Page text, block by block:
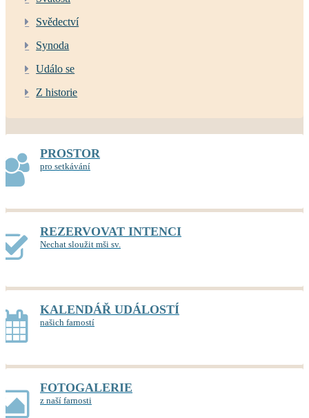
Svědectví
Synoda
Událo se
Z historie
PROSTOR
pro setkávání
REZERVOVAT INTENCI
Nechat sloužit mši sv.
KALENDÁŘ UDÁLOSTÍ
našich farností
FOTOGALERIE
z naší farnosti